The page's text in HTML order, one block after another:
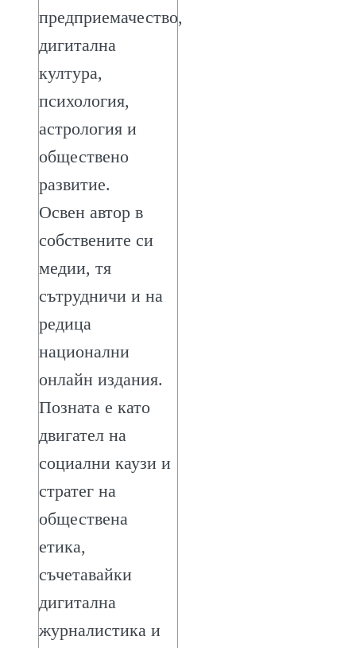
предприемачество,
дигитална
култура,
психология,
астрология и
обществено
развитие.
Освен автор в
собствените си
медии, тя
сътрудничи и на
редица
национални
онлайн издания.
Позната е като
двигател на
социални каузи и
стратег на
обществена
етика,
съчетавайки
дигитална
журналистика и